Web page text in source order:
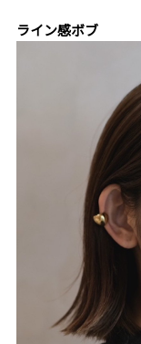
ライン感ボブ